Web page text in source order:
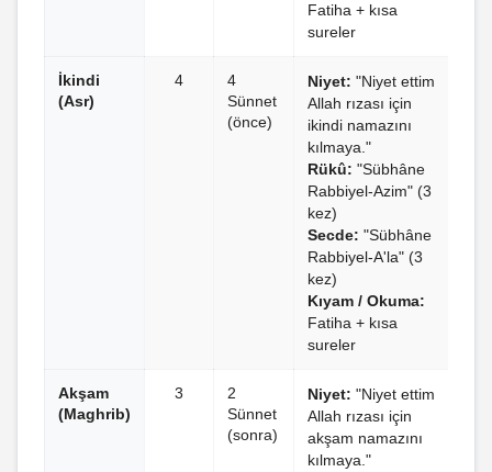
Fatiha + kısa
sureler
İkindi
(Asr)
4
4
Sünnet
(önce)
Niyet: "Niyet ettim
Allah rızası için
ikindi namazını
kılmaya."
Rükû: "Sübhâne
Rabbiyel-Azim" (3
kez)
Secde: "Sübhâne
Rabbiyel-A'la" (3
kez)
Kıyam / Okuma:
Fatiha + kısa
sureler
Akşam
(Maghrib)
3
2
Sünnet
(sonra)
Niyet: "Niyet ettim
Allah rızası için
akşam namazını
kılmaya."